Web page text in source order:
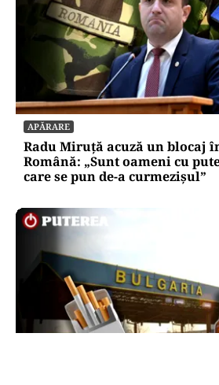
APĂRARE
Radu Miruță acuză un blocaj
Română: „Sunt oameni cu
care se pun de-a curmezișul”